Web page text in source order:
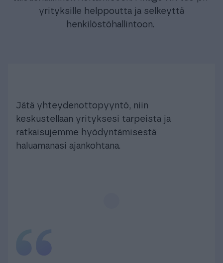
yrityksille helppoutta ja selkeyttä
henkilöstöhallintoon.
Jätä yhteydenottopyyntö, niin
keskustellaan yrityksesi tarpeista ja
ratkaisujemme hyödyntämisestä
haluamanasi ajankohtana.